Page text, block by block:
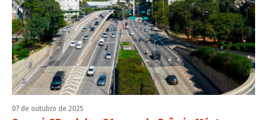
07 de outubro de 2025